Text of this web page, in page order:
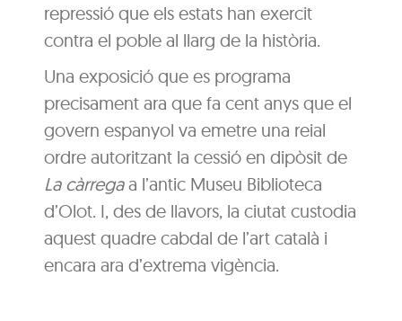
repressió que els estats han exercit
contra el poble al llarg de la història.
Una exposició que es programa
precisament ara que fa cent anys que el
govern espanyol va emetre una reial
ordre autoritzant la cessió en dipòsit de
La càrregaa l’antic Museu Biblioteca
d’Olot. I, des de llavors, la ciutat custodia
aquest quadre cabdal de l’art català i
encara ara d’extrema vigència.